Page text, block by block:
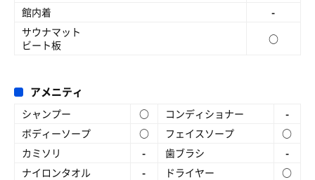
館内着
-
サウナマット
ビート板
○
アメニティ
シャンプー ○ コンディショナー
-
ボディーソープ
○ フェイスソープ
○
カミソリ
- 歯ブラシ
-
ナイロンタオル
- ドライヤー
○